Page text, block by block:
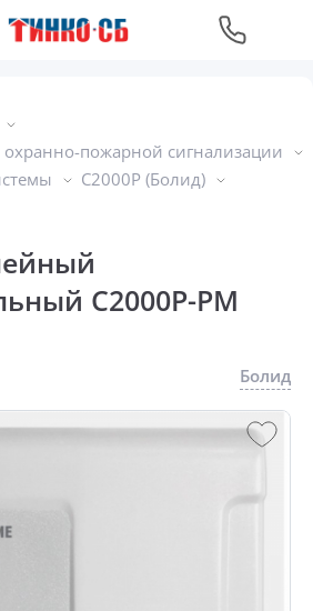
охранно-пожарной сигнализации
С2000Р (Болид)
С2000Р-РМ
Болид